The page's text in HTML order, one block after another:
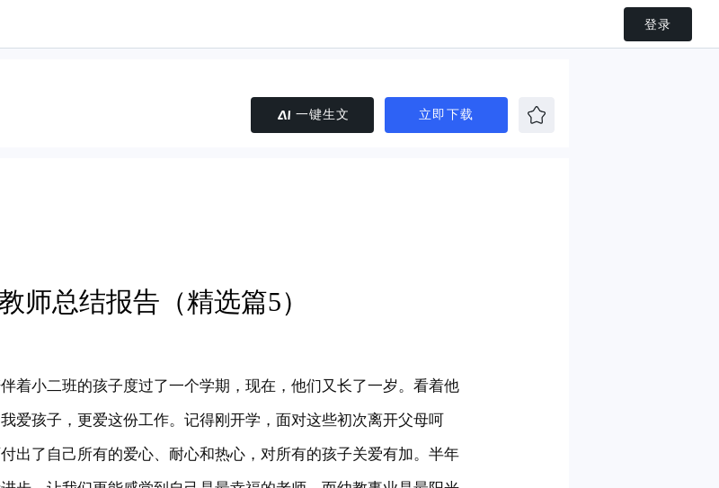
登录
一键生文 立即下载
师总结报告（精选篇5）
着小二班的孩子度过了一个学期，现在，他们又长了一岁。看着他
爱孩子，更爱这份工作。记得刚开学，面对这些初次离开父母呵
出了自己所有的爱心、耐心和热心，对所有的孩子关爱有加。半年